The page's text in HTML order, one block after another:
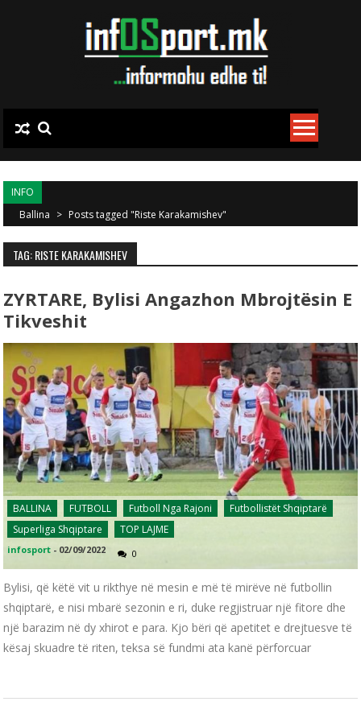
INFO
Ballina > Posts tagged "Riste Karakamishev"
TAG: RISTE KARAKAMISHEV
ZYRTARE, Bylisi Angazhon Mbrojtësin E
Tikveshit
BALLINA FUTBOLL Futboll Nga Rajoni
Futbollistët Shqiptarë
Superliga Shqiptare
TOP LAJME
infosport - 02/09/2022 0
Bylisi, që këtë vit u rikthye në mesin e më të mirëve në futbollin
shqiptarë, e nisi mbarë sezonin e ri, duke regjistruar një fitore dhe
një barazim në dy xhirot e para. Kjo bëri që apetitet e drejtuesve të
kësaj skuadre të riten, teksa së fundmi ata kanë përforcuar